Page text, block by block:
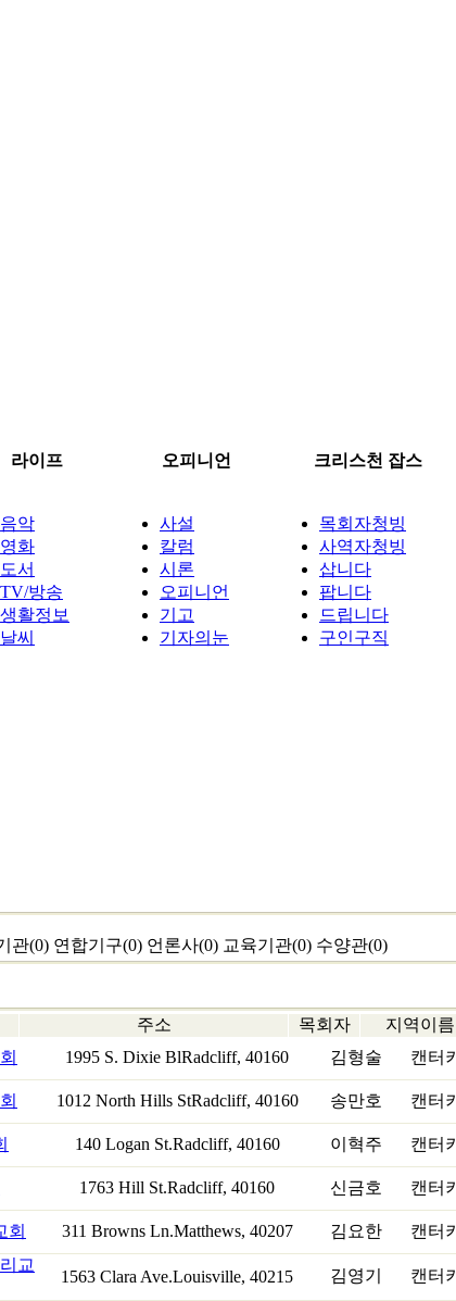
라이프 오피니언 크리스천 잡스
음악
영화
도서
TV/방송
생활정보
날씨
사설
칼럼
시론
오피니언
기고
기자의눈
목회자청빙
사역자청빙
삽니다
팝니다
드립니다
구인구직
관(0) 연합기구(0) 언론사(0) 교육기관(0) 수양관(0)
주소 목회자
지역이름
1995 S. Dixie BlRadcliff, 40160 김형술 캔터키
1012 North Hills StRadcliff, 40160 송만호 캔터키
140 Logan St.Radcliff, 40160 이혁주 캔터키
1763 Hill St.Radcliff, 40160 신금호 캔터키
회 311 Browns Ln.Matthews, 40207 김요한 캔터키
교
1563 Clara Ave.Louisville, 40215 김영기 캔터키